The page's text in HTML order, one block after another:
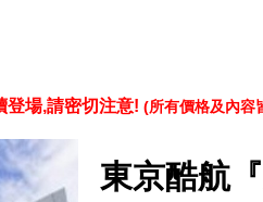
登場,請密切注意! (所有價格及內容
東京酷航